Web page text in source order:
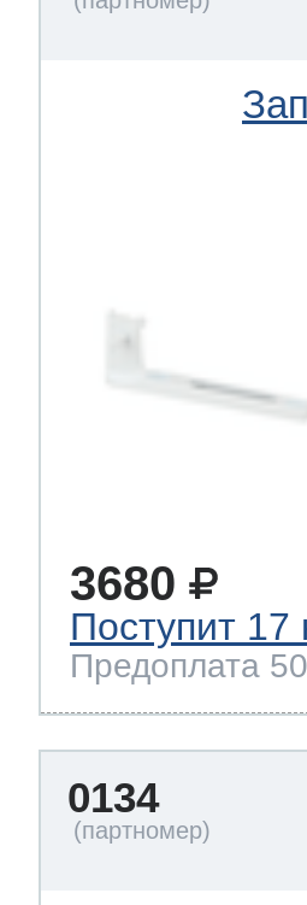
3680
Поступит 17
Предоплата
0134